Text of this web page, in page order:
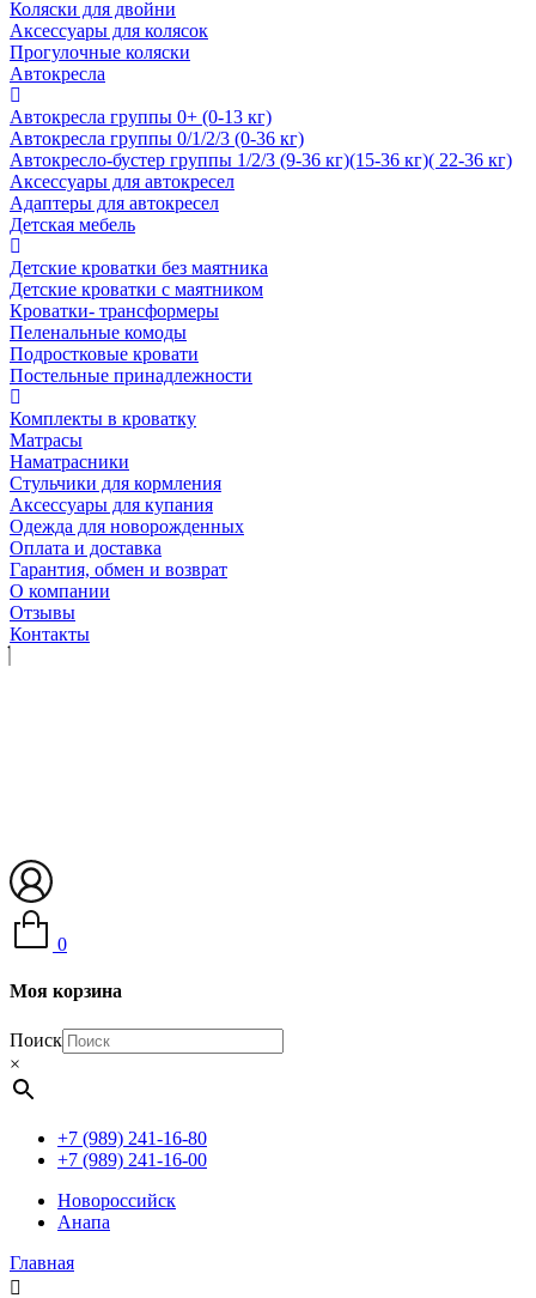
Коляски для двойни
Аксессуары для колясок
Прогулочные коляски
Автокресла
Автокресла группы 0+ (0-13 кг)
Автокресла группы 0/1/2/3 (0-36 кг)
Автокресло-бустер группы 1/2/3 (9-36 кг)(15-36 кг)( 22-36 кг)
Аксессуары для автокресел
Адаптеры для автокресел
Детская мебель
Детские кроватки без маятника
Детские кроватки с маятником
Кроватки- трансформеры
Пеленальные комоды
Подростковые кровати
Постельные принадлежности
Комплекты в кроватку
Матрасы
Наматрасники
Стульчики для кормления
Аксессуары для купания
Одежда для новорожденных
Оплата и доставка
Гарантия, обмен и возврат
О компании
Отзывы
Контакты
0
Моя корзина
Поиск
×
+7 (989) 241-16-80
+7 (989) 241-16-00
Новороссийск
Анапа
Главная